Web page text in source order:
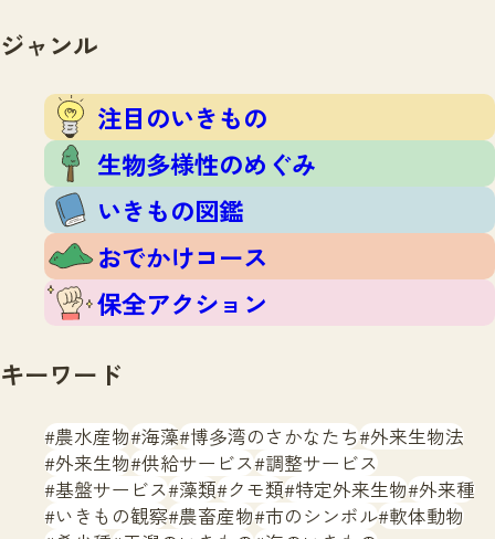
文字サイズ 小 中 大
注目のいきもの
生物多様性のめぐみ
いきもの図鑑
おでかけコース
保全アクション
イベント
いきもの調査隊
調査レポート
調査レポートTOP
調査結果
ふくおかいきものマップ
マッチング
マッチングTOP
掲載申し込みフォーム
お問合せ
ジャンル
注目のいきもの
生物多様性のめぐみ
いきもの図鑑
おでかけコース
保全アクション
キーワード
農水産物 海藻 博多湾のさかなたち 外来生物法
外来生物 供給サービス 調整サービス
基盤サービス 藻類 クモ類 特定外来生物 外来種
いきもの観察 農畜産物 市のシンボル 軟体動物